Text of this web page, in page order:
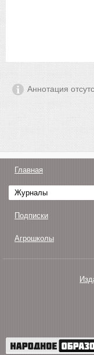
Аннотация
Главная
Журналы
Подписки
Агрошколы